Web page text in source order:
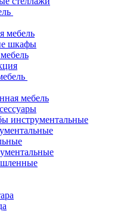
мебель
шкафы
мебель
инструментальные